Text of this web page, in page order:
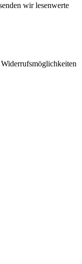
wir lesenwerte